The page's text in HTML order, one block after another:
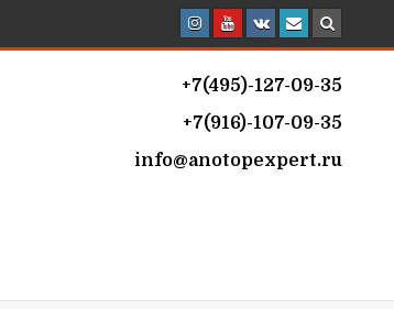
+7(495)-127-09-35
+7(916)-107-09-35
info@anotopexpert.ru